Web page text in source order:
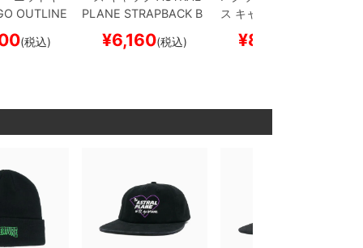
OUTLINE
ボー
(税込)
PLANE STRAPBACKB
LACK スケートボード
スケボー
¥6,160(税込)
ス キャップ
NIM スケートボード ス
ケボー
¥8,580